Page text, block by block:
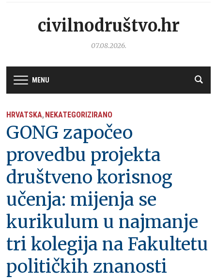
civilnodruštvo.hr
07.08.2026.
MENU
HRVATSKA, NEKATEGORIZIRANO
GONG započeo
provedbu projekta
društveno korisnog
učenja: mijenja se
kurikulum u najmanje
tri kolegija na Fakultetu
političkih znanosti